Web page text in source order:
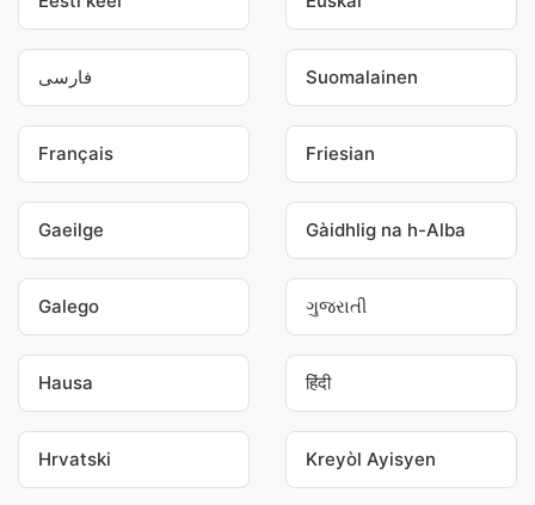
فارسی Suomalainen
Français Friesian
Gaeilge Gàidhlig na h-Alba
Galego ગુજરાતી
Hausa हिंदी
Hrvatski Kreyòl Ayisyen